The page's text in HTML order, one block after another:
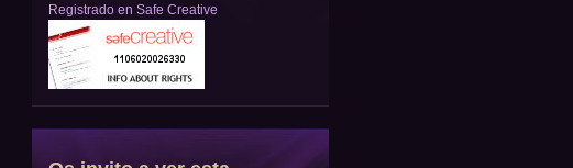
Registrado en Safe Creative